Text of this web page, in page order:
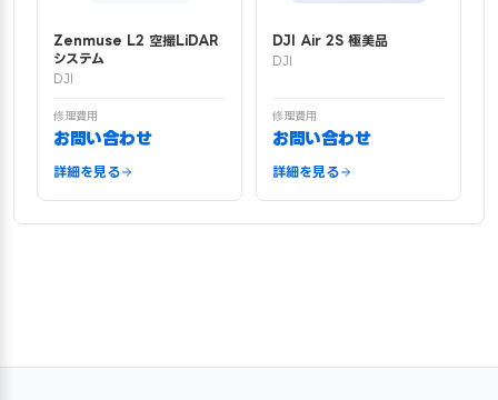
Zenmuse L2 空撮LiDAR
システム
DJI
修理費用
お問い合わせ
詳細を見る
DJI Air 2S 極美品
DJI
修理費用
お問い合わせ
詳細を見る